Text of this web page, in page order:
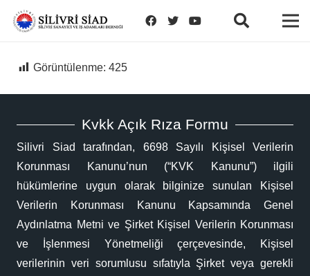
Görüntülenme: 425
Kvkk Açık Rıza Formu
Silivri Siad tarafından, 6698 Sayılı Kişisel Verilerin
Korunması Kanunu’nun (“KVK Kanunu”) ilgili
hükümlerine uygun olarak bilginize sunulan Kişisel
Verilerin Korunması Kanunu Kapsamında Genel
Aydınlatma Metni ve Şirket Kişisel Verilerin Korunması
ve İşlenmesi Yönetmeliği çerçevesinde, Kişisel
verilerinin veri sorumlusu sıfatıyla Şirket veya gerekli